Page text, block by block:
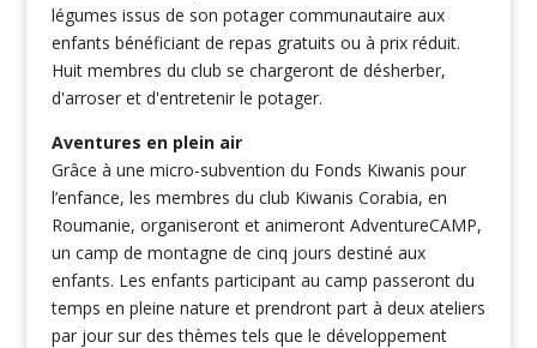
légumes issus de son potager communautaire aux
enfants bénéficiant de repas gratuits ou à prix réduit.
Huit membres du club se chargeront de désherber,
d'arroser et d'entretenir le potager.
Aventures en plein air
Grâce à une micro-subvention du Fonds Kiwanis pour
l’enfance, les membres du club Kiwanis Corabia, en
Roumanie, organiseront et animeront AdventureCAMP,
un camp de montagne de cinq jours destiné aux
enfants. Les enfants participant au camp passeront du
temps en pleine nature et prendront part à deux ateliers
par jour sur des thèmes tels que le développement